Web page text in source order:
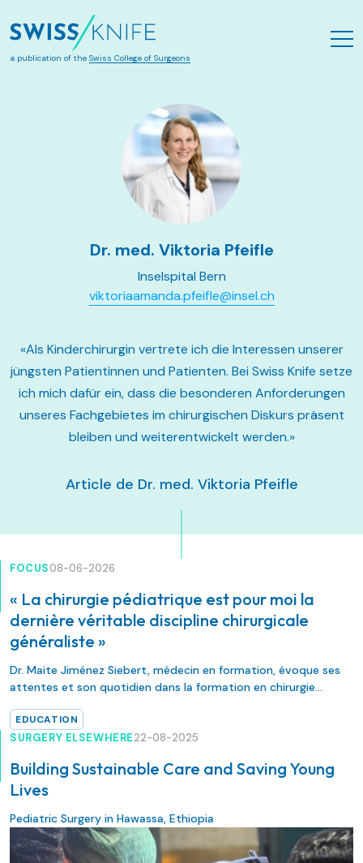
Aller au contenu principal
a publication of the Swiss College of Surgeons
Dr. med. Viktoria Pfeifle
Inselspital Bern
viktoriaamanda.pfeifle@insel.ch
«Als Kinderchirurgin vertrete ich die Interessen unserer
jüngsten Patientinnen und Patienten. Bei Swiss Knife setze
ich mich dafür ein, dass die besonderen Anforderungen
unseres Fachgebietes im chirurgischen Diskurs präsent
bleiben und weiterentwickelt werden.»
Article de Dr. med. Viktoria Pfeifle
FOCUS08-06-2026
« La chirurgie pédiatrique est pour moi la
dernière véritable discipline chirurgicale
généraliste »
Dr. Maite Jiménez Siebert, médecin en formation, évoque ses
attentes et son quotidien dans la formation en chirurgie
d’une jeune chirurgienne pédiatre.
EDUCATION
SURGERY ELSEWHERE22-08-2025
Building Sustainable Care and Saving Young
Lives
Pediatric Surgery in Hawassa, Ethiopia